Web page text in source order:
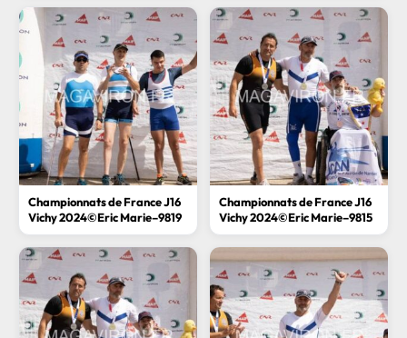
Championnats de France J16
Vichy 2024©Eric Marie–9819
Championnats de France J16
Vichy 2024©Eric Marie–9815